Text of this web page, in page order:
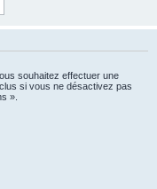
souhaitez effectuer une
si vous ne désactivez pas
».